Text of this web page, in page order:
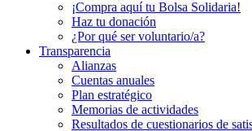
¡Compra aquí tu Bolsa Solidaria!
Haz tu donación
¿Por qué ser voluntario/a?
Transparencia
Alianzas
Cuentas anuales
Plan estratégico
Memorias de actividades
Resultados de cuestionarios de